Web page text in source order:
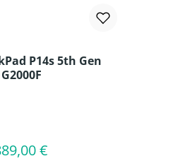
P14s 5th Gen
Preis:
€
Warenkorb